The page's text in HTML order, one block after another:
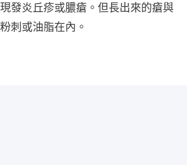
發炎丘疹或膿瘡。但長出來的瘡與
刺或油脂在內。